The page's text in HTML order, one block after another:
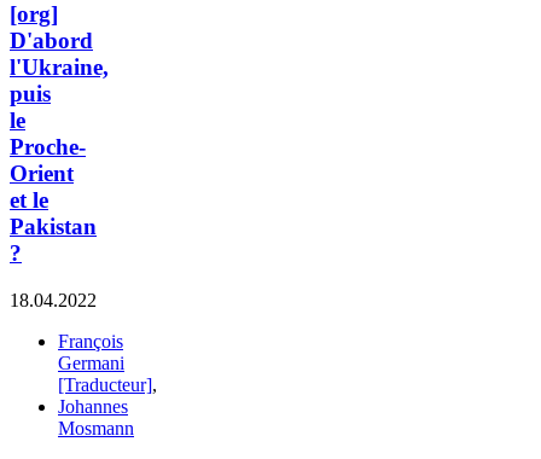
[org]
D'abord
l'Ukraine,
puis
le
Proche-
Orient
et le
Pakistan
?
18.04.2022
François
Germani
[Traducteur],
Johannes
Mosmann